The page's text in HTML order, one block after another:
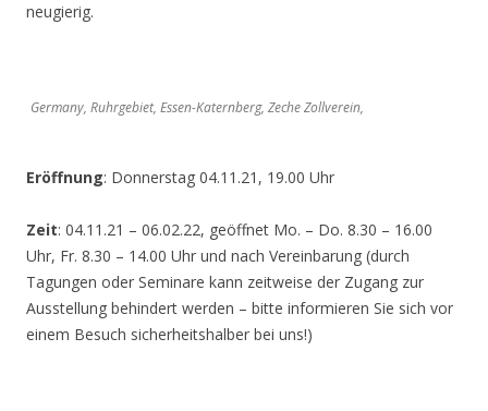
neugierig.
Germany, Ruhrgebiet, Essen-Katernberg, Zeche Zollverein,
Eröffnung: Donnerstag 04.11.21, 19.00 Uhr
Zeit: 04.11.21 – 06.02.22, geöffnet Mo. – Do. 8.30 – 16.00
Uhr, Fr. 8.30 – 14.00 Uhr und nach Vereinbarung (durch
Tagungen oder Seminare kann zeitweise der Zugang zur
Ausstellung behindert werden – bitte informieren Sie sich vor
einem Besuch sicherheitshalber bei uns!)